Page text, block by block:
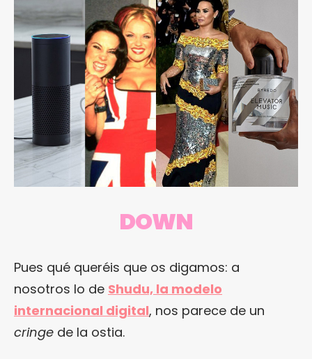
DOWN
Pues qué queréis que os digamos: a
nosotros lo de Shudu, la modelo
internacional digital, nos parece de un
cringe de la ostia.